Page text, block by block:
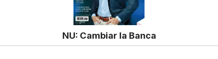
NU: Cambiar la Banca